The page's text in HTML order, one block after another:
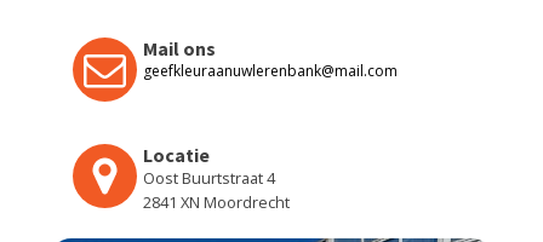
Mail ons
geefkleuraanuwlerenbank@mail.com
Locatie
Oost Buurtstraat 4
2841 XN Moordrecht